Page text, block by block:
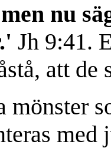
nu
Jh 9:41.
att de
mönster
med